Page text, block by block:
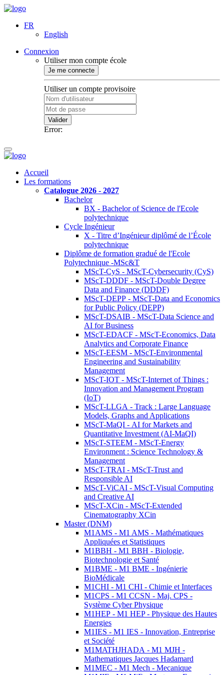
FR
English
Connexion
Utiliser mon compte école
Je me connecte
Utiliser un compte provisoire
Valider
Error:
Accueil
Les formations
Catalogue 2026 - 2027
Bachelor
BX - Bachelor of Science de l'Ecole
polytechnique
Cycle Ingénieur
X - Titre d’Ingénieur diplômé de l’École
polytechnique
Diplôme de formation gradué de l'Ecole
Polytechnique -MSc&T
MScT-CyS - MScT-Cybersecurity (CyS)
MScT-DDDF - MScT-Double Degree
Data and Finance (DDDF)
MScT-DEPP - MScT-Data and Economics
for Public Policy (DEPP)
MScT-DSAIB - MScT-Data Science and
AI for Business
MScT-EDACF - MScT-Economics, Data
Analytics and Corporate Finance
MScT-EESM - MScT-Environmental
Engineering and Sustainability
Management
MScT-IOT - MScT-Internet of Things :
Innovation and Management Program
(IoT)
MScT-LLGA - Track : Large Language
Models, Graphs and Applications
MScT-MaQI - AI for Markets and
Quantitative Investment (AI-MaQI)
MScT-STEEM - MScT-Energy
Environment : Science Technology &
Management
MScT-TRAI - MScT-Trust and
Responsible AI
MScT-ViCAI - MScT-Visual Computing
and Creative AI
MScT-XCin - MScT-Extended
Cinematography XCin
Master (DNM)
M1AMS - M1 AMS - Mathématiques
Appliquées et Statistiques
M1BBH - M1 BBH - Biologie,
Biotechnologie et Santé
M1BME - M1 BME - Ingénierie
BioMédicale
M1CHI - M1 CHI - Chimie et Interfaces
M1CPS - M1 CCSN - Maj. CPS -
Système Cyber Physique
M1HEP - M1 HEP - Physique des Hautes
Energies
M1IES - M1 IES - Innovation, Entreprise
et Société
M1MATHJHADA - M1 MJH -
Mathematiques Jacques Hadamard
M1MEC - M1 Mech - Mecanique